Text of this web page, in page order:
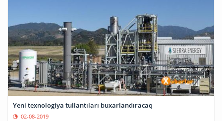
Yeni texnologiya tullantıları buxarlandıracaq
02-08-2019